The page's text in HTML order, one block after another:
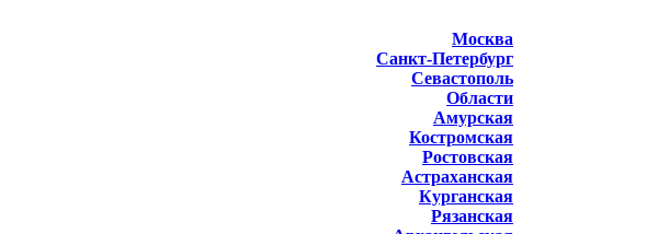
Москва
Санкт-Петербург
Севастополь
Области
Амурская
Костромская
Ростовская
Астраханская
Курганская
Рязанская